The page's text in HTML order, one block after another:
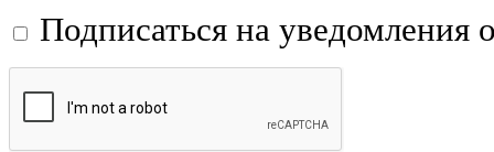
Подписаться на уведомления